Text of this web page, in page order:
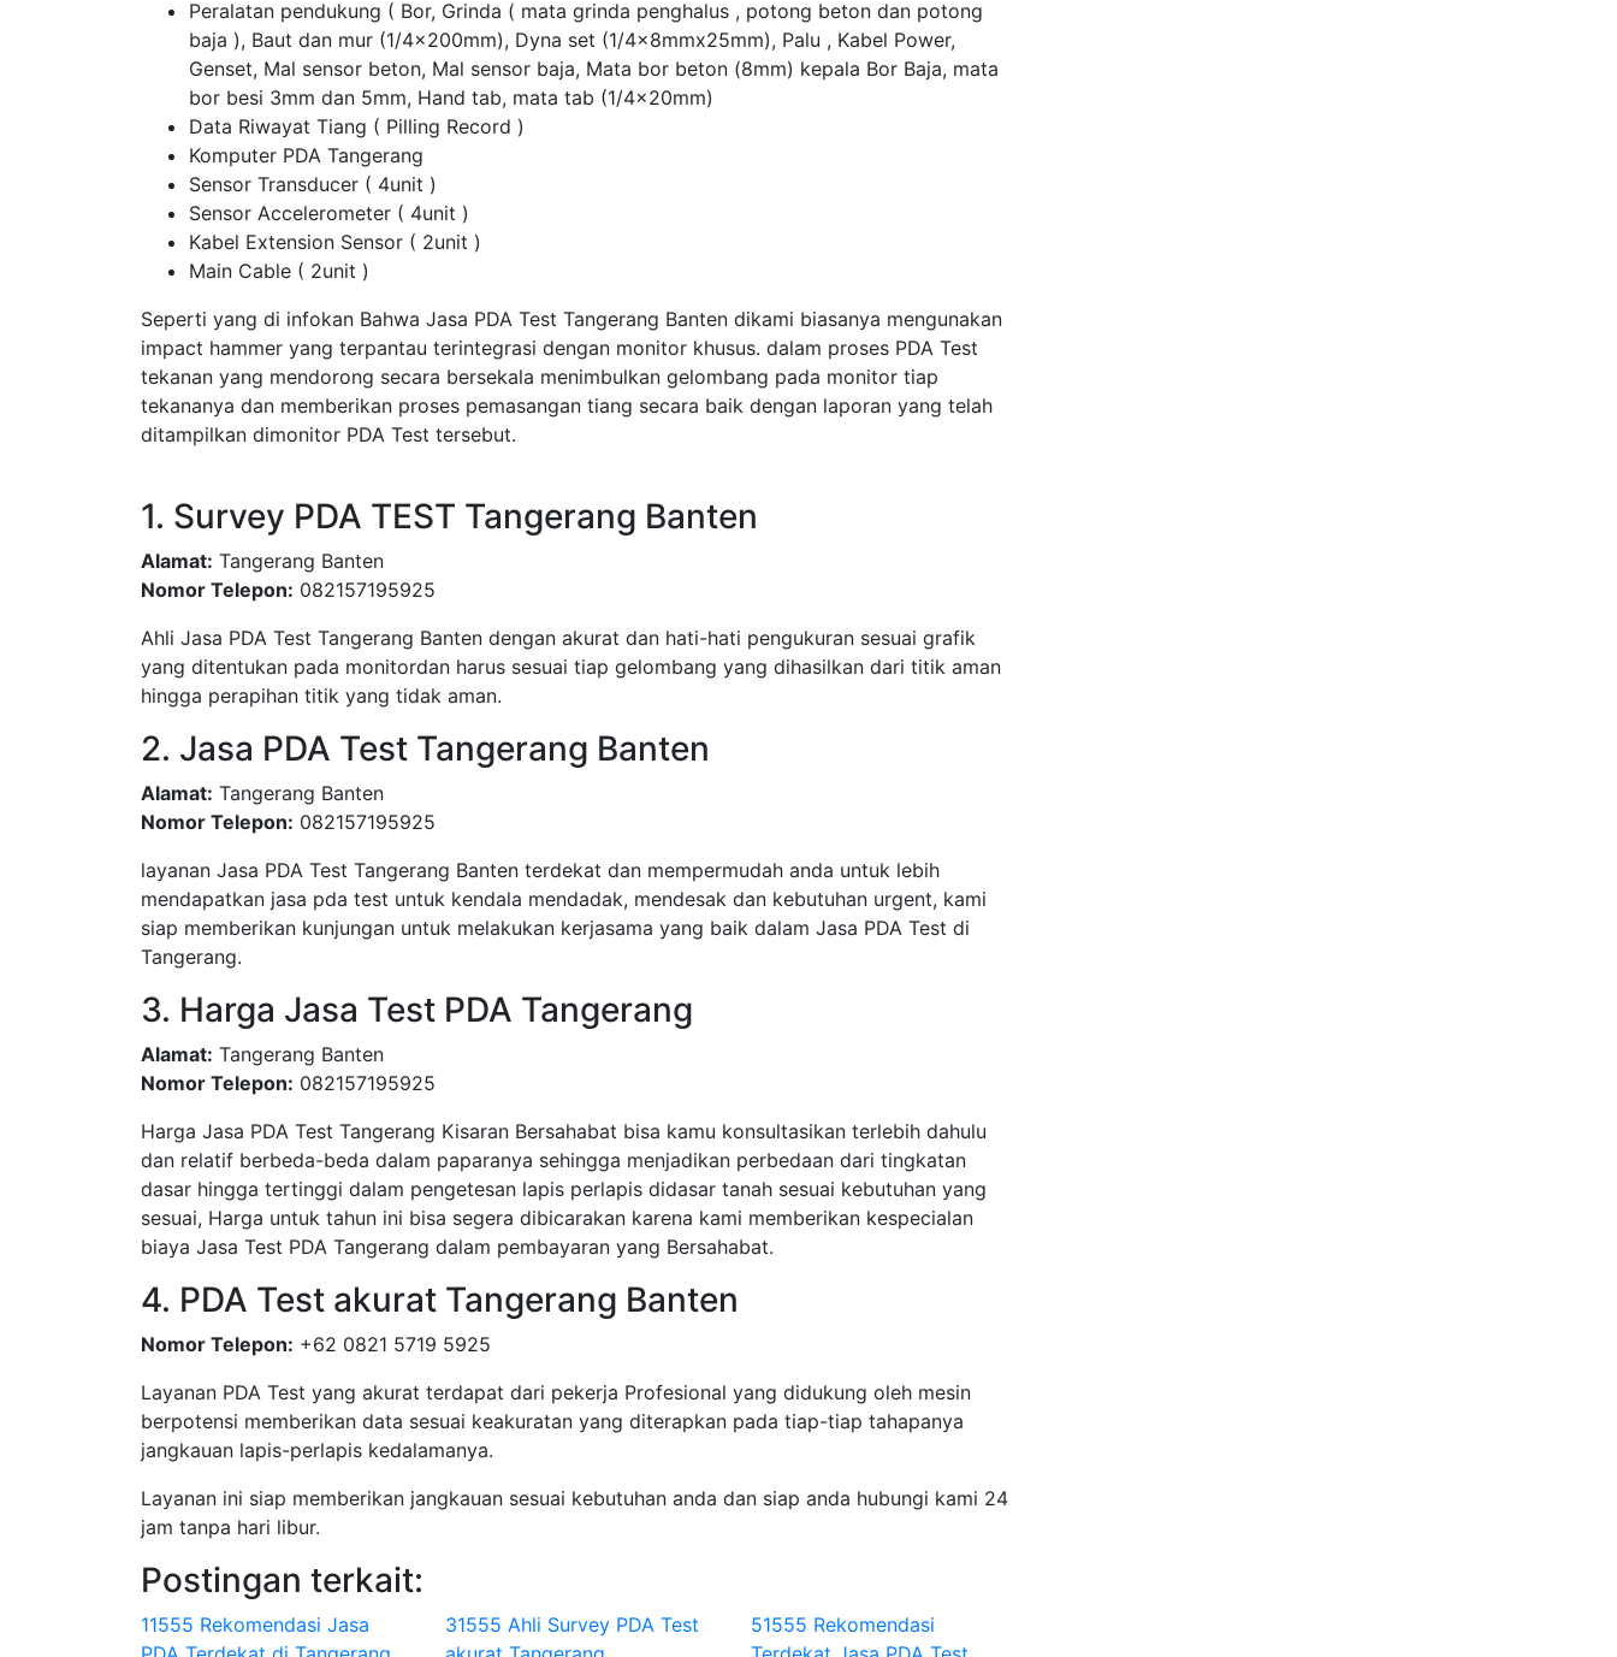
Peralatan pendukung ( Bor, Grinda ( mata grinda penghalus , potong beton dan potong
baja ), Baut dan mur (1/4x200mm), Dyna set (1/4x8mmx25mm), Palu , Kabel Power,
Genset, Mal sensor beton, Mal sensor baja, Mata bor beton (8mm) kepala Bor Baja, mata
bor besi 3mm dan 5mm, Hand tab, mata tab (1/4x20mm)
Data Riwayat Tiang ( Pilling Record )
Komputer PDA Tangerang
Sensor Transducer ( 4unit )
Sensor Accelerometer ( 4unit )
Kabel Extension Sensor ( 2unit )
Main Cable ( 2unit )
Seperti yang di infokan Bahwa Jasa PDA Test Tangerang Banten dikami biasanya mengunakan
impact hammer yang terpantau terintegrasi dengan monitor khusus. dalam proses PDA Test
tekanan yang mendorong secara bersekala menimbulkan gelombang pada monitor tiap
tekananya dan memberikan proses pemasangan tiang secara baik dengan laporan yang telah
ditampilkan dimonitor PDA Test tersebut.
1. Survey PDA TEST Tangerang Banten
Alamat: Tangerang Banten
Nomor Telepon: 082157195925
Ahli Jasa PDA Test Tangerang Banten dengan akurat dan hati-hati pengukuran sesuai grafik
yang ditentukan pada monitordan harus sesuai tiap gelombang yang dihasilkan dari titik aman
hingga perapihan titik yang tidak aman.
2. Jasa PDA Test Tangerang Banten
Alamat: Tangerang Banten
Nomor Telepon: 082157195925
layanan Jasa PDA Test Tangerang Banten terdekat dan mempermudah anda untuk lebih
mendapatkan jasa pda test untuk kendala mendadak, mendesak dan kebutuhan urgent, kami
siap memberikan kunjungan untuk melakukan kerjasama yang baik dalam Jasa PDA Test di
Tangerang.
3. Harga Jasa Test PDA Tangerang
Alamat: Tangerang Banten
Nomor Telepon: 082157195925
Harga Jasa PDA Test Tangerang Kisaran Bersahabat bisa kamu konsultasikan terlebih dahulu
dan relatif berbeda-beda dalam paparanya sehingga menjadikan perbedaan dari tingkatan
dasar hingga tertinggi dalam pengetesan lapis perlapis didasar tanah sesuai kebutuhan yang
sesuai, Harga untuk tahun ini bisa segera dibicarakan karena kami memberikan kespecialan
biaya Jasa Test PDA Tangerang dalam pembayaran yang Bersahabat.
4. PDA Test akurat Tangerang Banten
Nomor Telepon: +62 0821 5719 5925
Layanan PDA Test yang akurat terdapat dari pekerja Profesional yang didukung oleh mesin
berpotensi memberikan data sesuai keakuratan yang diterapkan pada tiap-tiap tahapanya
jangkauan lapis-perlapis kedalamanya.
Layanan ini siap memberikan jangkauan sesuai kebutuhan anda dan siap anda hubungi kami 24
jam tanpa hari libur.
Postingan terkait:
11555 Rekomendasi Jasa
31555 Ahli Survey PDA Test
51555 Rekomendasi